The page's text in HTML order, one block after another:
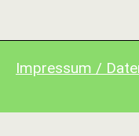
Impressum /